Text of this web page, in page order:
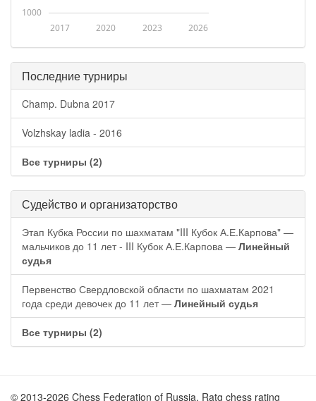
2017 2020 2023 2026
1000
Последние турниры
Champ. Dubna 2017
Volzhskay ladia - 2016
Все турниры (2)
Судейство и организаторство
Этап Кубка России по шахматам "III Кубок А.Е.Карпова" —
мальчиков до 11 лет - III Кубок А.Е.Карпова — Линейный
судья
Первенство Свердловской области по шахматам 2021
года среди девочек до 11 лет — Линейный судья
Все турниры (2)
© 2013-2026 Chess Federation of Russia. Ratg chess rating